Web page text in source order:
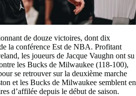
de douze victoires, dont dix
la conférence Est de NBA. Profitant
les joueurs de Jacque Vaughn ont su
les Bucks de Milwaukee (118-100),
se retrouver sur la deuxième marche
et les Bucks de Milwaukee semblent en
d’affilée depuis le début de saison.